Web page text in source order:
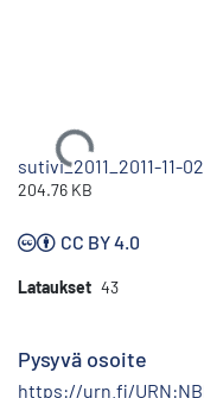
Ladataan...
sutivi_2011_2011-11-
204.76 KB
CC BY 4.0
Lataukset 43
Pysyvä osoite
https://urn.fi/